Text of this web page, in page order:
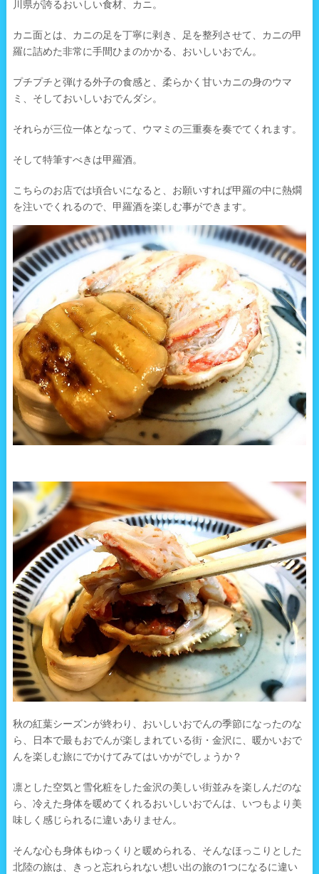
川県が誇るおいしい食材、カニ。
カニ面とは、カニの足を丁寧に剥き、足を整列させて、カニの甲
羅に詰めた非常に手間ひまのかかる、おいしいおでん。
プチプチと弾ける外子の食感と、柔らかく甘いカニの身のウマ
ミ、そしておいしいおでんダシ。
それらが三位一体となって、ウマミの三重奏を奏でてくれます。
そして特筆すべきは甲羅酒。
こちらのお店では頃合いになると、お願いすれば甲羅の中に熱燗
を注いでくれるので、甲羅酒を楽しむ事ができます。
秋の紅葉シーズンが終わり、おいしいおでんの季節になったのな
ら、日本で最もおでんが楽しまれている街・金沢に、暖かいおで
んを楽しむ旅にでかけてみてはいかがでしょうか？
凛とした空気と雪化粧をした金沢の美しい街並みを楽しんだのな
ら、冷えた身体を暖めてくれるおいしいおでんは、いつもより美
味しく感じられるに違いありません。
そんな心も身体もゆっくりと暖められる、そんなほっこりとした
北陸の旅は、きっと忘れられない想い出の旅の1つになるに違い